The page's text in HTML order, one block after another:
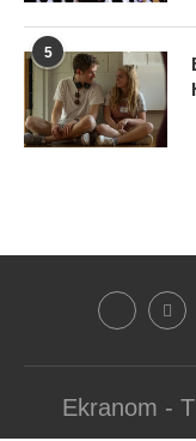
5
Ekranom -